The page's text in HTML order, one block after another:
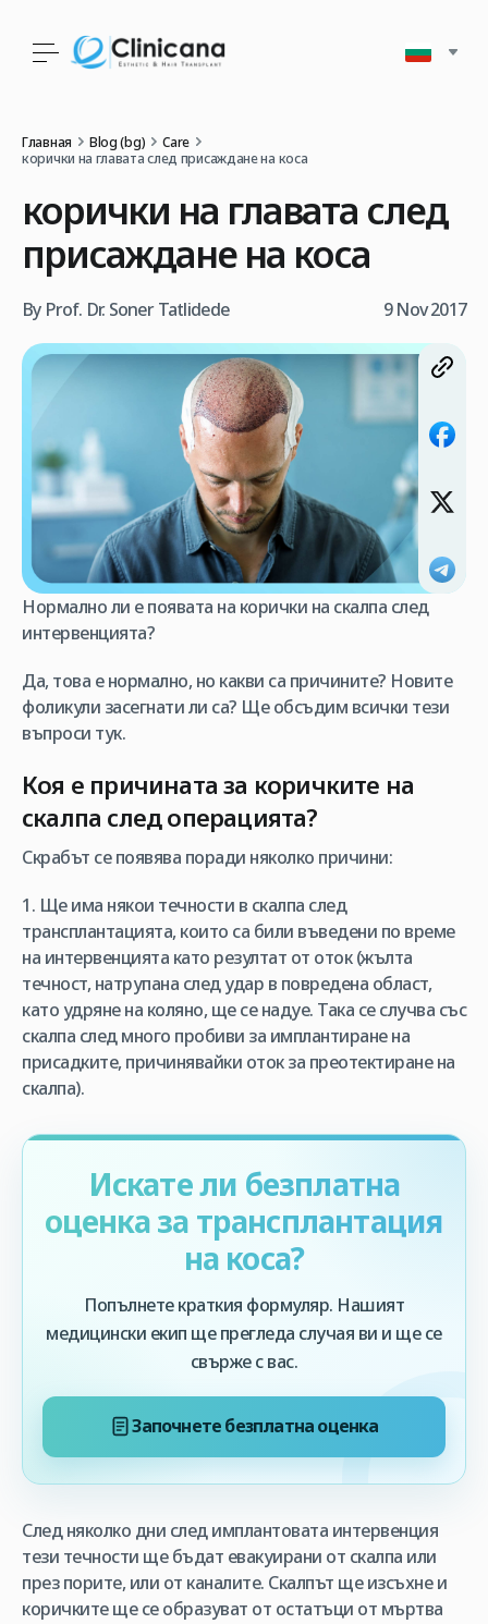
Главная Blog (bg)
Care
корички на главата след присаждане на коса
корички на главата след
присаждане на коса
By Prof. Dr. Soner Tatlidede 9 Nov 2017
Нормално ли е появата на корички на скалпа след
интервенцията?
Да, това е нормално, но какви са причините? Новите
фоликули засегнати ли са? Ще обсъдим всички тези
въпроси тук.
Коя е причината за коричките на
скалпа след операцията?
Скрабът се появява поради няколко причини:
1. Ще има някои течности в скалпа след
трансплантацията, които са били въведени по време
на интервенцията като резултат от оток (жълта
течност, натрупана след удар в повредена област,
като удряне на коляно, ще се надуе. Така се случва със
скалпа след много пробиви за имплантиране на
присадките, причинявайки оток за преотектиране на
скалпа).
Искате ли безплатна
оценка за трансплантация
на коса?
Попълнете краткия формуляр. Нашият
медицински екип ще прегледа случая ви и ще се
свърже с вас.
Започнете безплатна оценка
След няколко дни след имплантовата интервенция
тези течности ще бъдат евакуирани от скалпа или
през порите, или от каналите. Скалпът ще изсъхне и
коричките ще се образуват от остатъци от мъртва